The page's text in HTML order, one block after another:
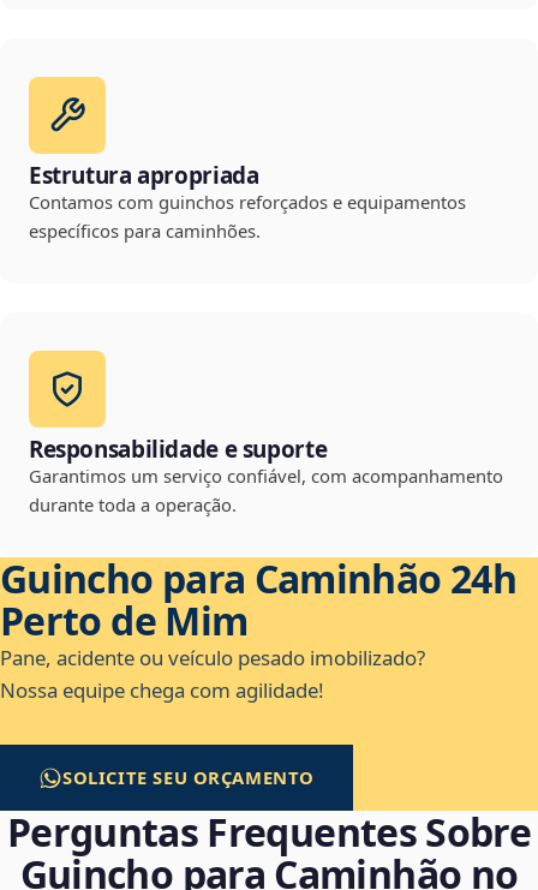
Estrutura apropriada
Contamos com guinchos reforçados e equipamentos
específicos para caminhões.
Responsabilidade e suporte
Garantimos um serviço confiável, com acompanhamento
durante toda a operação.
Guincho para Caminhão 24h
Perto de Mim
Pane, acidente ou veículo pesado imobilizado?
Nossa equipe chega com agilidade!
SOLICITE SEU ORÇAMENTO
Perguntas Frequentes Sobre
Guincho para Caminhão no